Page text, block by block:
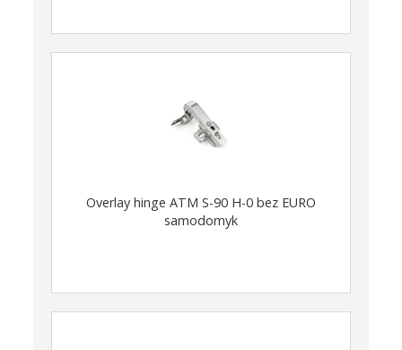
Overlay hinge ATM S-90 H-0 bez EURO
samodomyk